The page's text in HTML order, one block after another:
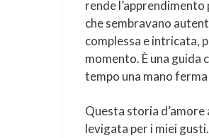
rende
che sembravano
complessa e intricata,
momento. È una guida
tempo una mano
Questa storia d’amore
levigata per i miei